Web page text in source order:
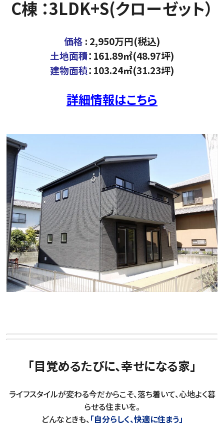
C棟 ：3LDK+S(クローゼット）
価格 : 2,950万円(税込)
土地面積：161.89㎡(48.97坪)
建物面積：103.24㎡(31.23坪)
詳細情報はこちら
「目覚めるたびに、幸せになる家」
ライフスタイルが変わる今だからこそ、落ち着いて、心地よく暮
らせる住まいを。
どんなときも、「自分らしく、快適に住まう」